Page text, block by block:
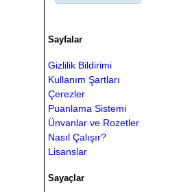
Sayfalar
Gizlilik Bildirimi
Kullanım Şartları
Çerezler
Puanlama Sistemi
Ünvanlar ve Rozetler
Nasıl Çalışır?
Lisanslar
Sayaçlar